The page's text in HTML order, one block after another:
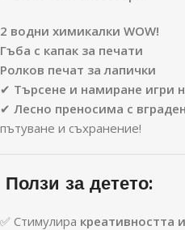
2 водни химикалки WOW!
Гъба с капак за печати
Ролков печат за лапички
✔ Търсене и намиране игри
✔ Лесно преносима с
пътуване и съхранение!
Ползи за детето:
✅ Стимулира креативността